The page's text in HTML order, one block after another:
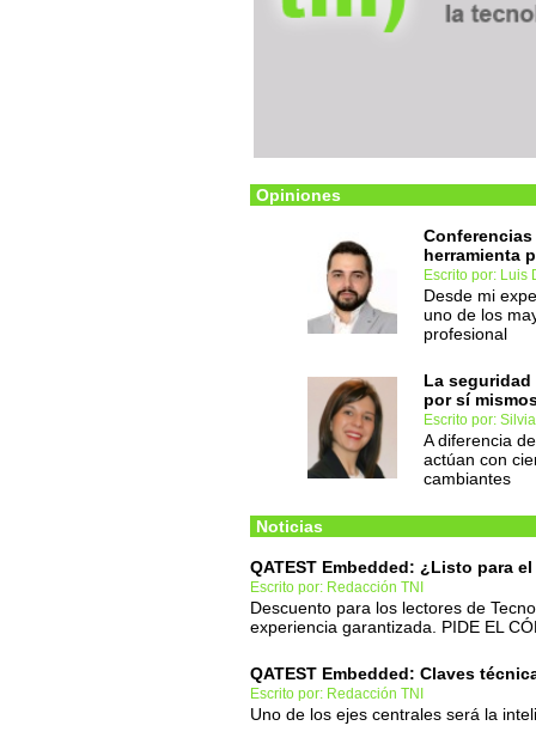
Opiniones
herramienta
Escrito por: Luis
Desde mi
uno de los
profesional
La
por sí
Escrito por:
A diferencia
actúan con
cambiantes
Noticias
QATEST Embedded: ¿Listo para
Escrito por: Redacción TNI
Descuento para los lectores de
experiencia garantizada. PIDE EL
QATEST Embedded: Claves
Escrito por: Redacción TNI
Uno de los ejes centrales será la